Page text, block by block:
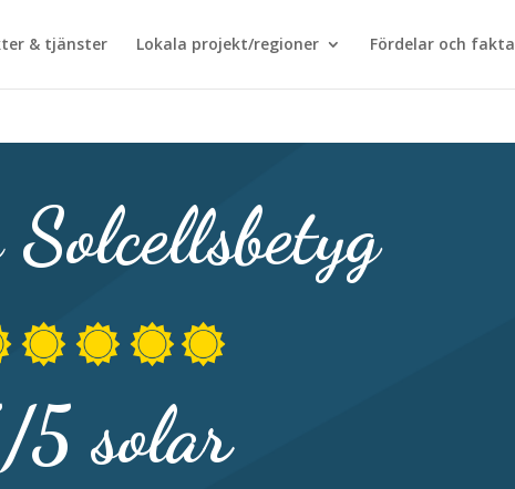
& tjänster Lokala projekt/regioner Fördelar och fakta
Solcellsbetyg
5 solar